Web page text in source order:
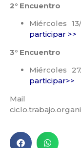
2° Encuentro
Miércoles
participar >>
3° Encuentro
Miércoles
participar>>
Mail